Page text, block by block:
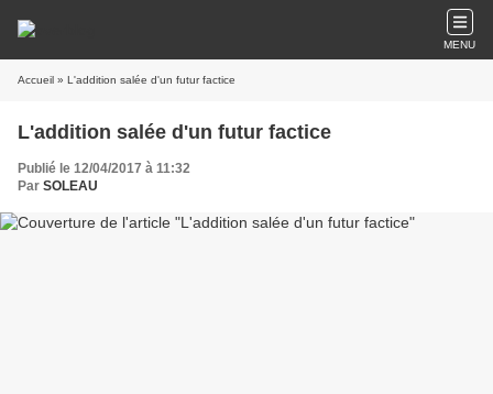
MENU
Accueil » L'addition salée d'un futur factice
L'addition salée d'un futur factice
Publié le 12/04/2017 à 11:32
Par SOLEAU